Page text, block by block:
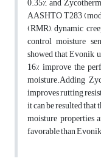
AASHTO T283
(RMR), dynamic
control moisture
showed that Evonik
16% improve the
moisture.Adding
improves rutting
it can be resulted
moisture properties
favorable than